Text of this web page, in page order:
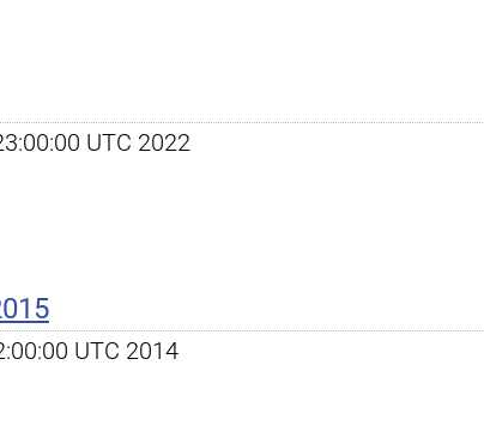
UTC 2022
UTC 2014